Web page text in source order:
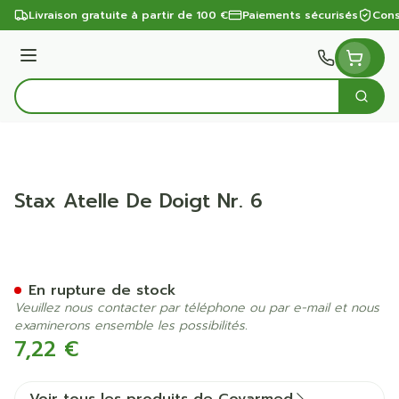
Aller au contenu
Livraison gratuite à partir de 100 € Paiements sécurisés
Menu
Rechercher
Stax Atelle De Doigt Nr. 6
7,22 €
En rupture de stock
Veuillez nous contacter par téléphone ou par e-mail et nous
examinerons ensemble les possibilités.